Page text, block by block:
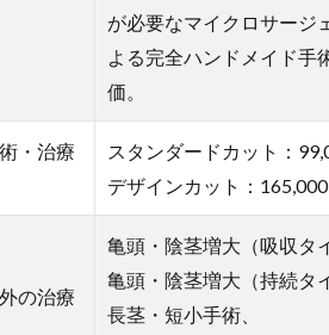
が必要なマイクロサージ
よる完全ハンドメイド手
価。
・治療
スタンダードカット：
デザインカット：165,000
の治療
亀頭・陰茎増大（吸収タ
亀頭・陰茎増大（持続タ
長茎・短小手術、